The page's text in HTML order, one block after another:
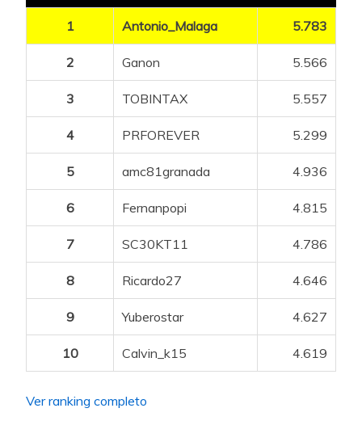
1 Antonio_Malaga 5.783
2 Ganon 5.566
3 TOBINTAX 5.557
4 PRFOREVER 5.299
5 amc81granada 4.936
6 Fernanpopi 4.815
7 SC30KT11 4.786
8 Ricardo27 4.646
9 Yuberostar 4.627
10 Calvin_k15 4.619
Ver ranking completo